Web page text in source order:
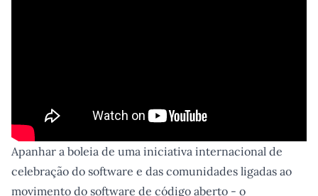
Apanhar a boleia de uma iniciativa internacional de
celebração do software e das comunidades ligadas ao
movimento do software de código aberto - o